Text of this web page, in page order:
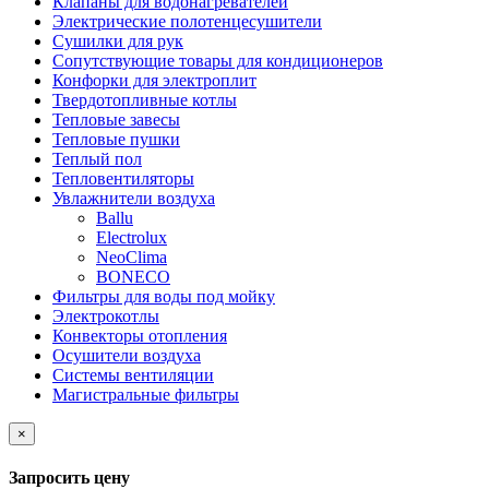
Электрические полотенцесушители
Сушилки для рук
Сопутствующие товары для кондиционеров
Конфорки для электроплит
Твердотопливные котлы
Тепловые завесы
Тепловые пушки
Теплый пол
Тепловентиляторы
Увлажнители воздуха
Ballu
Electrolux
NeoClima
BONECO
Фильтры для воды под мойку
Электрокотлы
Конвекторы отопления
Осушители воздуха
Системы вентиляции
Магистральные фильтры
×
Запросить цену